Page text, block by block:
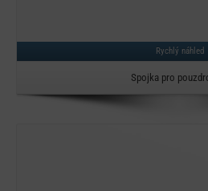
Rychlý náhled
Spojka pro